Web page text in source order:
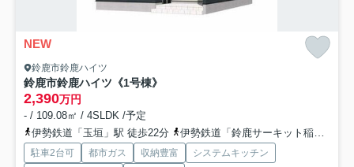
NEW
鈴鹿市鈴鹿ハイツ
鈴鹿市鈴鹿ハイツ《1号棟》
2,390万円
- / 109.08㎡ / 4SLDK /予定
伊勢鉄道「玉垣」駅 徒歩22分
伊勢鉄道「鈴鹿サーキット稲生」駅 徒歩29分
駐車2台可 都市ガス 収納豊富
システムキッチン